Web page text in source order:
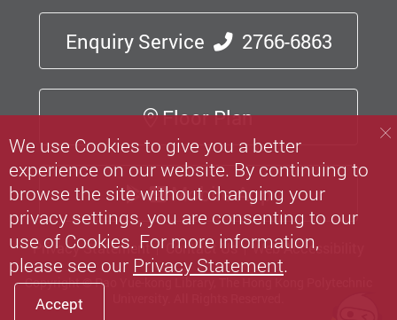
Enquiry Service 2766-6863
Floor Plan
Mobile App
Privacy Statement Contact Us Web Accessibility
Copyright © Pao Yue-kong Library, The Hong Kong Polytechnic
We use Cookies to give you a better
experience on our website. By continuing to
browse the site without changing your
privacy settings, you are consenting to our
use of Cookies. For more information,
please see our Privacy Statement.
Accept